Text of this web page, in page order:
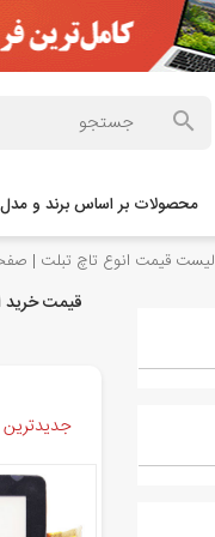
محصولات بر اساس برند و مدل
لیست قیمت انوع تاچ تبلت |
قیمت خرید